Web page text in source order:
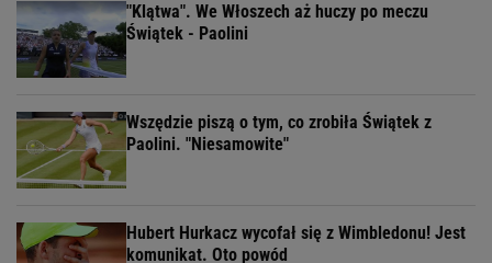
"Klątwa". We Włoszech aż huczy po meczu
Świątek - Paolini
Wszędzie piszą o tym, co zrobiła Świątek z
Paolini. "Niesamowite"
Hubert Hurkacz wycofał się z Wimbledonu! Jest
komunikat. Oto powód